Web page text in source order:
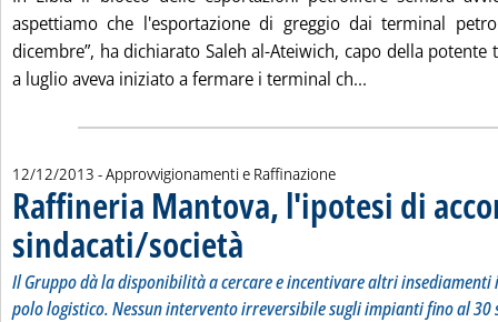
aspettiamo che l'esportazione di greggio dai terminal
dicembre”, ha dichiarato Saleh al-Ateiwich, capo della potente
a luglio aveva iniziato a fermare i terminal ch...
12/12/2013 - Approvvigionamenti e Raffinazione
Raffineria Mantova, l'ipotesi di
sindacati/società . Sottotitolo: Il Gruppo dà la disponibilità a
. Pubblicata giovedì 12 dicembre 2013 alle
Il Gruppo dà la disponibilità a cercare e incentivare altri
polo logistico. Nessun intervento irreversibile sugli impianti fino al 30